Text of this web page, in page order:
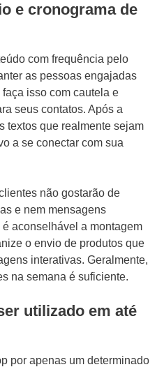
e cronograma de
com frequência pelo
as pessoas engajadas
isso com cautela e
seus contatos. Após a
textos que realmente sejam
a se conectar com sua
não gostarão de
e nem mensagens
aconselhável a montagem
o envio de produtos que
interativas. Geralmente,
na semana é suficiente.
utilizado em até
por apenas um determinado